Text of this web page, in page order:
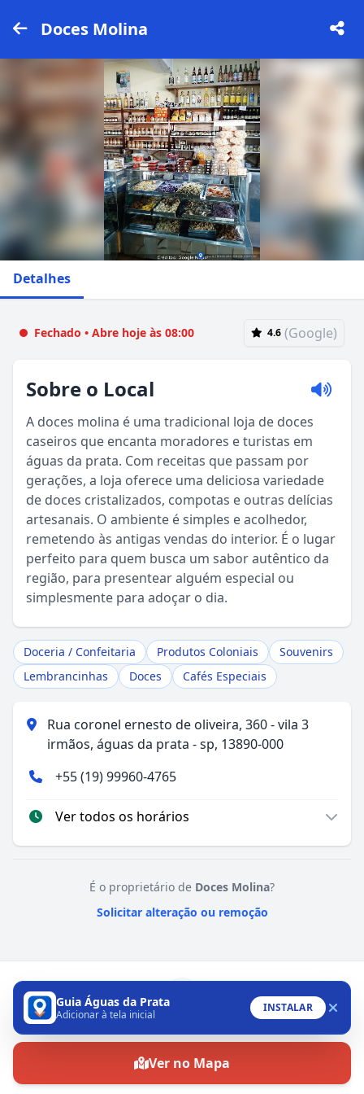
Doces Molina
Detalhes
Fechado • Abre hoje às 08:00 4.6 (Google)
Sobre o Local
A doces molina é uma tradicional loja de doces
caseiros que encanta moradores e turistas em
águas da prata. Com receitas que passam por
gerações, a loja oferece uma deliciosa variedade
de doces cristalizados, compotas e outras delícias
artesanais. O ambiente é simples e acolhedor,
remetendo às antigas vendas do interior. É o lugar
perfeito para quem busca um sabor autêntico da
região, para presentear alguém especial ou
simplesmente para adoçar o dia.
Doceria / Confeitaria Produtos Coloniais
Souvenirs
Lembrancinhas
Doces Cafés Especiais
Rua coronel ernesto de oliveira, 360 - vila 3
irmãos, águas da prata - sp, 13890-000
+55 (19) 99960-4765
Ver todos os horários
É o proprietário de Doces Molina?
Solicitar alteração ou remoção
Ver no Mapa
Sou Turista em Águas da Prata
Guia Águas da Prata
Adicionar à tela inicial
INSTALAR